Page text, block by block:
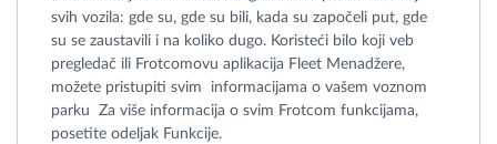
svih vozila: gde su, gde su bili, kada su započeli put, gde
su se zaustavili i na koliko dugo. Koristeći bilo koji veb
pregledač ili Frotcomovu aplikacija Fleet Menadžere,
možete pristupiti svim informacijama o vašem voznom
parku Za više informacija o svim Frotcom funkcijama,
posetite odeljak Funkcije.